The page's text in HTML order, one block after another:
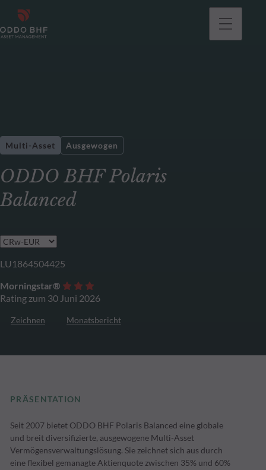
ODDO BHF Polaris
Balanced
Multi-Asset Ausgewogen
LU1864504425
Morningstar®
Rating zum 30 Juni 2026
Zeichnen Monatsbericht
PRÄSENTATION
Seit 2007 bietet ODDO BHF Polaris Balanced eine globale
und breit diversifizierte, ausgewogene Multi-Asset
Vermögensverwaltungslösung. Sie zeichnet sich aus durch
eine flexibel gemanagte Aktienquote zwischen 35% und 60%